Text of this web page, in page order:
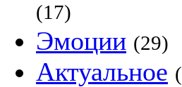
(17)
Эмоции (29)
Актуальное